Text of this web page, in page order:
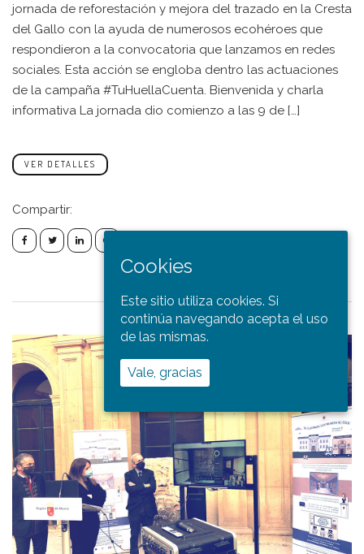
jornada de reforestación y mejora del trazado en la Cresta
del Gallo con la ayuda de numerosos ecohéroes que
respondieron a la convocatoria que lanzamos en redes
sociales. Esta acción se engloba dentro las actuaciones
de la campaña #TuHuellaCuenta. Bienvenida y charla
informativa La jornada dio comienzo a las 9 de […]
VER DETALLES
Compartir:
Cookies
Este sitio utiliza cookies. Si
continúa navegando acepta el uso
de las mismas.
Vale, gracias